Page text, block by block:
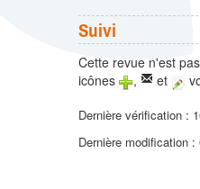
Suivi
Cette revue n'est
icônes
, et
Dernière vérification :
Dernière modification